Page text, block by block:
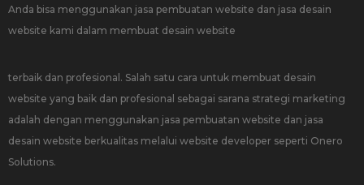
Anda bisa menggunakan jasa pembuatan website dan jasa desain
website kami dalam membuat desain website
terbaik dan profesional. Salah satu cara untuk membuat desain
website yang baik dan profesional sebagai sarana strategi marketing
adalah dengan menggunakan jasa pembuatan website dan jasa
desain website berkualitas melalui website developer seperti Onero
Solutions.